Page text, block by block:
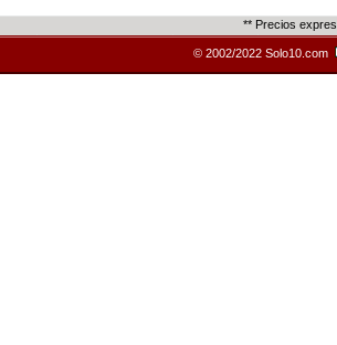
** Precios
© 2002/2022 Solo10.com